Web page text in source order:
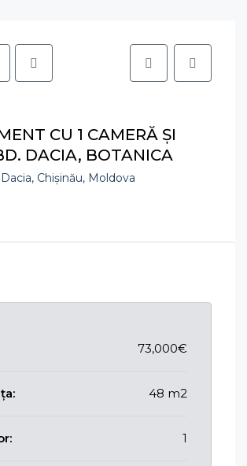
CU 1 CAMERĂ ȘI
DACIA, BOTANICA
Chișinău, Moldova
73,000€
48 m2
1